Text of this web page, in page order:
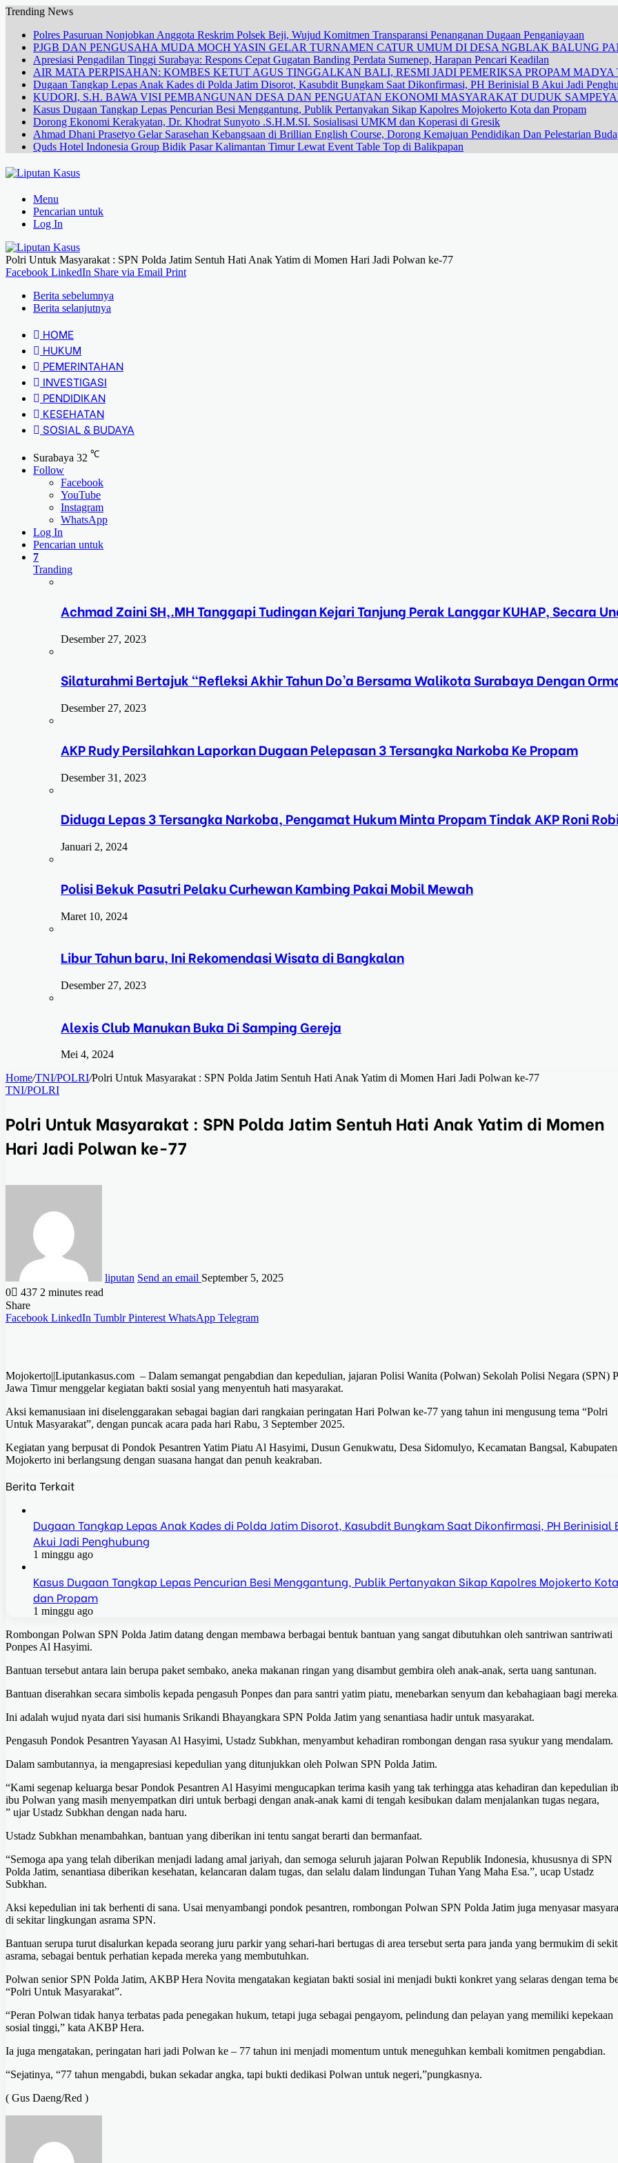
Trending News
Polres Pasuruan Nonjobkan Anggota Reskrim Polsek Beji, Wujud Komitmen Transparansi Penanganan Dugaan Penganiayaan
PJGB DAN PENGUSAHA MUDA MOCH YASIN GELAR TURNAMEN CATUR UMUM DI DESA NGBLAK BALUNG
Apresiasi Pengadilan Tinggi Surabaya: Respons Cepat Gugatan Banding Perdata Sumenep, Harapan Pencari Keadilan
AIR MATA PERPISAHAN: KOMBES KETUT AGUS TINGGALKAN BALI, RESMI JADI PEMERIKSA PROPAM
Dugaan Tangkap Lepas Anak Kades di Polda Jatim Disorot, Kasubdit Bungkam Saat Dikonfirmasi, PH Berinisial B Akui Jadi
KUDORI, S.H. BAWA VISI PEMBANGUNAN DESA DAN PENGUATAN EKONOMI MASYARAKAT DUDUK
Kasus Dugaan Tangkap Lepas Pencurian Besi Menggantung, Publik Pertanyakan Sikap Kapolres Mojokerto Kota dan Propam
Dorong Ekonomi Kerakyatan, Dr. Khodrat Sunyoto .S.H.M.SI. Sosialisasi UMKM dan Koperasi di Gresik
Ahmad Dhani Prasetyo Gelar Sarasehan Kebangsaan di Brillian English Course, Dorong Kemajuan Pendidikan Dan Pelestarian
Quds Hotel Indonesia Group Bidik Pasar Kalimantan Timur Lewat Event Table Top di Balikpapan
Menu
Pencarian untuk
Log In
Polri Untuk Masyarakat : SPN Polda Jatim Sentuh Hati Anak Yatim di Momen Hari Jadi Polwan ke-77
Facebook LinkedIn Share via Email Print
Berita sebelumnya
Berita selanjutnya
HOME
HUKUM
PEMERINTAHAN
INVESTIGASI
PENDIDIKAN
KESEHATAN
SOSIAL & BUDAYA
Surabaya 32 ℃
Follow
Facebook
YouTube
Instagram
WhatsApp
Log In
Pencarian untuk
7
Tranding
Achmad Zaini SH,.MH Tanggapi Tudingan Kejari Tanjung Perak Langgar KUHAP, Secara
Desember 27, 2023
Silaturahmi Bertajuk “Refleksi Akhir Tahun Do’a Bersama Walikota Surabaya Dengan
Desember 27, 2023
AKP Rudy Persilahkan Laporkan Dugaan Pelepasan 3 Tersangka Narkoba Ke Propam
Desember 31, 2023
Diduga Lepas 3 Tersangka Narkoba, Pengamat Hukum Minta Propam Tindak AKP Roni Robi
Januari 2, 2024
Polisi Bekuk Pasutri Pelaku Curhewan Kambing Pakai Mobil Mewah
Maret 10, 2024
Libur Tahun baru, Ini Rekomendasi Wisata di Bangkalan
Desember 27, 2023
Alexis Club Manukan Buka Di Samping Gereja
Mei 4, 2024
Home/TNI/POLRI/Polri Untuk Masyarakat : SPN Polda Jatim Sentuh Hati Anak Yatim di Momen Hari Jadi Polwan ke-77
TNI/POLRI
Polri Untuk Masyarakat : SPN Polda Jatim Sentuh Hati Anak Yatim di Momen
Hari Jadi Polwan ke-77
liputan Send an email September 5, 2025
0
437 2 minutes read
Share
Facebook LinkedIn Tumblr Pinterest WhatsApp Telegram
Mojokerto||Liputankasus.com – Dalam semangat pengabdian dan kepedulian, jajaran Polisi Wanita (Polwan) Sekolah Polisi Negara (SPN)
Jawa Timur menggelar kegiatan bakti sosial yang menyentuh hati masyarakat.
Aksi kemanusiaan ini diselenggarakan sebagai bagian dari rangkaian peringatan Hari Polwan ke-77 yang tahun ini mengusung tema “Polri
Untuk Masyarakat”, dengan puncak acara pada hari Rabu, 3 September 2025.
Kegiatan yang berpusat di Pondok Pesantren Yatim Piatu Al Hasyimi, Dusun Genukwatu, Desa Sidomulyo, Kecamatan Bangsal, Kabupaten
Mojokerto ini berlangsung dengan suasana hangat dan penuh keakraban.
Berita Terkait
Dugaan Tangkap Lepas Anak Kades di Polda Jatim Disorot, Kasubdit Bungkam Saat Dikonfirmasi, PH Berinisial
Akui Jadi Penghubung
1 minggu ago
Kasus Dugaan Tangkap Lepas Pencurian Besi Menggantung, Publik Pertanyakan Sikap Kapolres Mojokerto Kota
dan Propam
1 minggu ago
Rombongan Polwan SPN Polda Jatim datang dengan membawa berbagai bentuk bantuan yang sangat dibutuhkan oleh santriwan santriwati
Ponpes Al Hasyimi.
Bantuan tersebut antara lain berupa paket sembako, aneka makanan ringan yang disambut gembira oleh anak-anak, serta uang santunan.
Bantuan diserahkan secara simbolis kepada pengasuh Ponpes dan para santri yatim piatu, menebarkan senyum dan kebahagiaan bagi mereka.
Ini adalah wujud nyata dari sisi humanis Srikandi Bhayangkara SPN Polda Jatim yang senantiasa hadir untuk masyarakat.
Pengasuh Pondok Pesantren Yayasan Al Hasyimi, Ustadz Subkhan, menyambut kehadiran rombongan dengan rasa syukur yang mendalam.
Dalam sambutannya, ia mengapresiasi kepedulian yang ditunjukkan oleh Polwan SPN Polda Jatim.
“Kami segenap keluarga besar Pondok Pesantren Al Hasyimi mengucapkan terima kasih yang tak terhingga atas kehadiran dan kepedulian
ibu Polwan yang masih menyempatkan diri untuk berbagi dengan anak-anak kami di tengah kesibukan dalam menjalankan tugas negara,
” ujar Ustadz Subkhan dengan nada haru.
Ustadz Subkhan menambahkan, bantuan yang diberikan ini tentu sangat berarti dan bermanfaat.
“Semoga apa yang telah diberikan menjadi ladang amal jariyah, dan semoga seluruh jajaran Polwan Republik Indonesia, khususnya di SPN
Polda Jatim, senantiasa diberikan kesehatan, kelancaran dalam tugas, dan selalu dalam lindungan Tuhan Yang Maha Esa.”, ucap Ustadz
Subkhan.
Aksi kepedulian ini tak berhenti di sana. Usai menyambangi pondok pesantren, rombongan Polwan SPN Polda Jatim juga menyasar
di sekitar lingkungan asrama SPN.
Bantuan serupa turut disalurkan kepada seorang juru parkir yang sehari-hari bertugas di area tersebut serta para janda yang bermukim di
asrama, sebagai bentuk perhatian kepada mereka yang membutuhkan.
Polwan senior SPN Polda Jatim, AKBP Hera Novita mengatakan kegiatan bakti sosial ini menjadi bukti konkret yang selaras dengan tema
“Polri Untuk Masyarakat”.
“Peran Polwan tidak hanya terbatas pada penegakan hukum, tetapi juga sebagai pengayom, pelindung dan pelayan yang memiliki kepekaan
sosial tinggi,” kata AKBP Hera.
Ia juga mengatakan, peringatan hari jadi Polwan ke – 77 tahun ini menjadi momentum untuk meneguhkan kembali komitmen pengabdian.
“Sejatinya, “77 tahun mengabdi, bukan sekadar angka, tapi bukti dedikasi Polwan untuk negeri,”pungkasnya.
( Gus Daeng/Red )